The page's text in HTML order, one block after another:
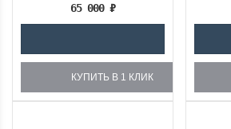
65 000 ₽
КУПИТЬ В 1 КЛИК